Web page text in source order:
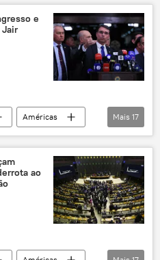
Lula da Silva
e
Américas
Sul
dosimetria
Mais 17
ao